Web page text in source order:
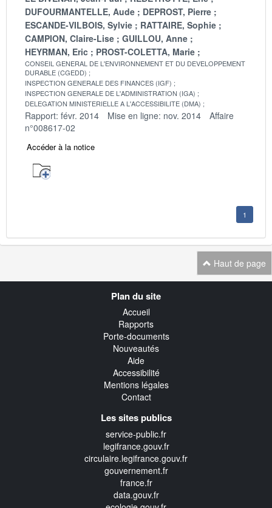
DUFOURMANTELLE, Aude
DEPROST, Pierre
ESCANDE-VILBOIS, Sylvie
RATTAIRE, Sophie
CAMPION, Claire-Lise
GUILLOU, Anne
HEYRMAN, Eric
PROST-COLETTA, Marie
CONSEIL GENERAL DE L'ENVIRONNEMENT ET DU DEVELOPPEMENT
DURABLE (CGEDD)
INSPECTION GENERALE DES FINANCES (IGF)
INSPECTION GENERALE DE L'ADMINISTRATION (IGA)
DELEGATION MINISTERIELLE A L'ACCESSIBILITE (DMA)
Rapport: févr. 2014 Mise en ligne: nov. 2014
Affaire
n°008617-02
Accéder à la notice
1
Haut de page
Plan du site
Accueil
Rapports
Porte-documents
Nouveautés
Aide
Accessibilité
Mentions légales
Contact
Les sites publics
service-public.fr
legifrance.gouv.fr
circulaire.legifrance.gouv.fr
gouvernement.fr
france.fr
data.gouv.fr